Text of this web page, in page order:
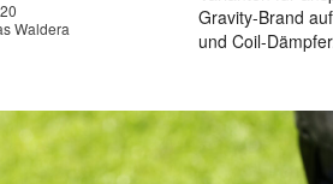
Waldera
Gravity-Brand
und Coil-